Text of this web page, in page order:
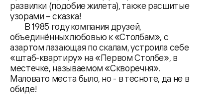
развилки (подобие жилета), также расшитые
узорами – сказка!
В 1985 году компания друзей,
объединённых любовью к «Столбам», с
азартом лазающая по скалам, устроила себе
«штаб-квартиру» на «Первом Столбе», в
местечке, называемом «Скворечня».
Маловато места было, но - в тесноте, да не в
обиде!